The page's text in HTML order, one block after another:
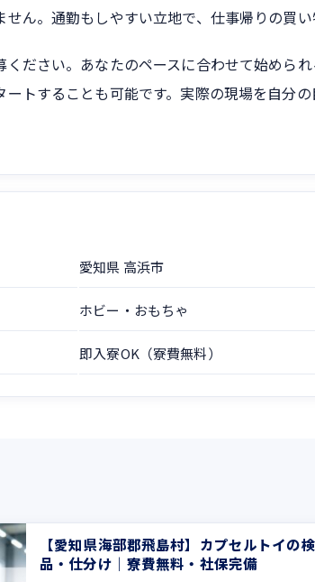
ん。通勤もしやすい立地で、仕事帰りの買い
ください。あなたのペースに合わせて始めら
ートすることも可能です。実際の現場を自分
愛知県 高浜市
ホビー・おもちゃ
即入寮OK（寮費無料）
【愛知県海部郡飛島村】カプセルトイの検
品・仕分け｜寮費無料・社保完備